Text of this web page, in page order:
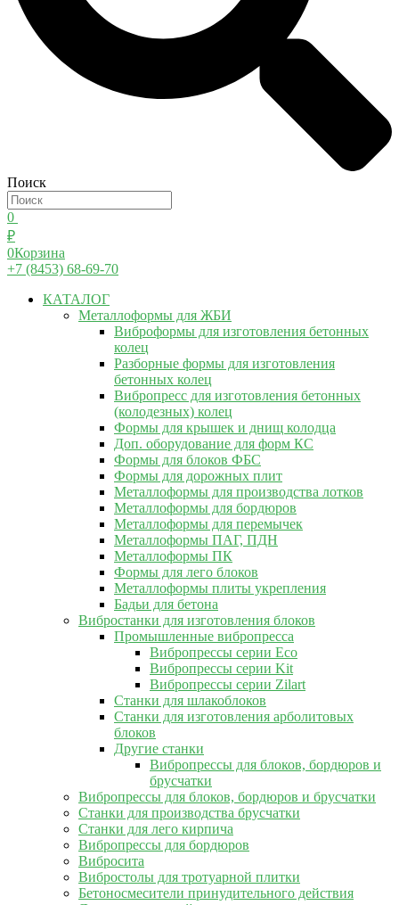
Поиск
0
₽
0Корзина
+7 (8453) 68-69-70
КАТАЛОГ
Металлоформы для ЖБИ
Виброформы для изготовления бетонных
колец
Разборные формы для изготовления
бетонных колец
Вибропресс для изготовления бетонных
(колодезных) колец
Формы для крышек и днищ колодца
Доп. оборудование для форм КС
Формы для блоков ФБС
Формы для дорожных плит
Металлоформы для производства лотков
Металлоформы для бордюров
Металлоформы для перемычек
Металлоформы ПАГ, ПДН
Металлоформы ПК
Формы для лего блоков
Металлоформы плиты укрепления
Бадьи для бетона
Вибростанки для изготовления блоков
Промышленные вибропресса
Вибропрессы серии Eco
Вибропрессы серии Kit
Вибропрессы серии Zilart
Станки для шлакоблоков
Станки для изготовления арболитовых
блоков
Другие станки
Вибропрессы для блоков, бордюров и
брусчатки
Вибропрессы для блоков, бордюров и брусчатки
Станки для производства брусчатки
Станки для лего кирпича
Вибропрессы для бордюров
Вибросита
Вибростолы для тротуарной плитки
Бетоносмесители принудительного действия